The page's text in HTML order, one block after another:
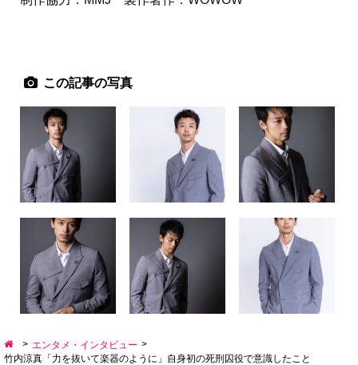
この記事の写真
> エンタメ・インタビュー >
竹内涼真「力を抜いて楽器のように」自身初の死刑囚役で意識したこと